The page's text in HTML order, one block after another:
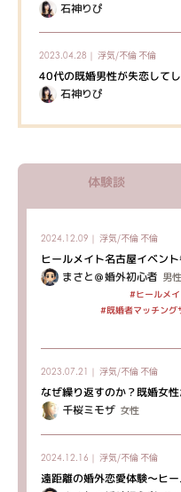
石神りぴ
2023.04.28｜ 浮気/不倫 不倫
40代の既婚男性が失恋して
石神りぴ
体験談
2024.12.09｜ 浮気/不倫 不倫
ヒールメイト名古屋イベン
まさと＠婚外初心者 男性
#ヒールメイ
#既婚者マッチング
2023.07.21｜ 浮気/不倫 不倫
なぜ繰り返すのか？既婚女
千桜ミモザ 女性
2024.12.16｜ 浮気/不倫 不倫
遠距離の婚外恋愛体験～ヒ